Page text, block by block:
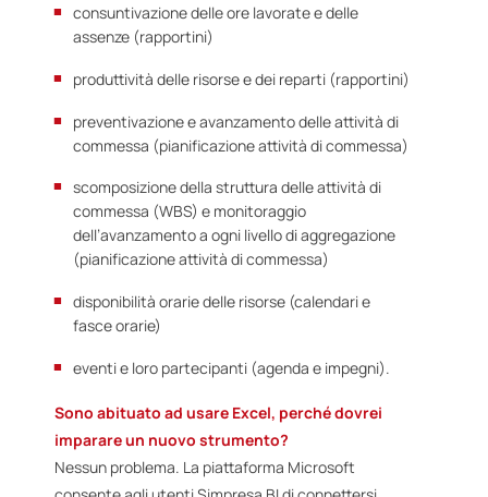
consuntivazione delle ore lavorate e delle
assenze (rapportini)
produttività delle risorse e dei reparti (rapportini)
preventivazione e avanzamento delle attività di
commessa (pianificazione attività di commessa)
scomposizione della struttura delle attività di
commessa (WBS) e monitoraggio
dell’avanzamento a ogni livello di aggregazione
(pianificazione attività di commessa)
disponibilità orarie delle risorse (calendari e
fasce orarie)
eventi e loro partecipanti (agenda e impegni).
Sono abituato ad usare Excel, perché dovrei
imparare un nuovo strumento?
Nessun problema. La piattaforma Microsoft